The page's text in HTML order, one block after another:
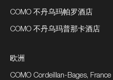
COMO 不丹乌玛帕罗酒店
COMO 不丹乌玛普那卡酒店
欧洲
COMO Cordeillan-Bages, France